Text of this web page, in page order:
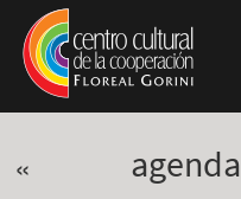
Pasar al contenido principal
Jump to main content
« agenda